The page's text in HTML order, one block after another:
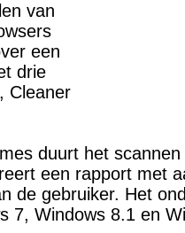
van
een
drie
Cleaner
duurt het
een rapport met
de gebruiker. Het
7, Windows 8.1 en